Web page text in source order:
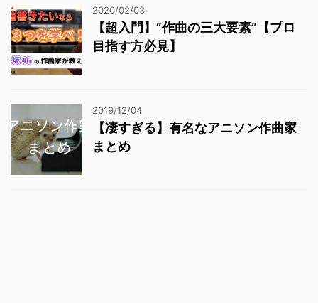
2020/02/03
【超入門】”作曲の三大要素”【プロ
目指す方必見】
2019/12/04
【凄すぎる】有名なアニソン作曲家
まとめ